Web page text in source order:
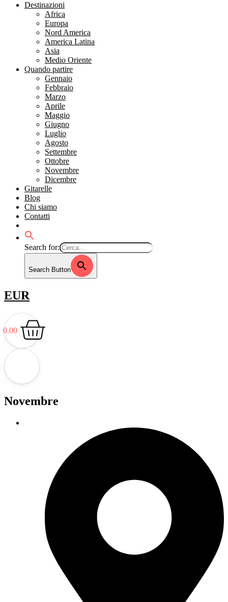
Destinazioni
Africa
Europa
Nord America
America Latina
Asia
Medio Oriente
Quando partire
Gennaio
Febbraio
Marzo
Aprile
Maggio
Giugno
Luglio
Agosto
Settembre
Ottobre
Novembre
Dicembre
Gitarelle
Blog
Chi siamo
Contatti
Search for:
Search Button
EUR
0.00
0
Carrello
Novembre